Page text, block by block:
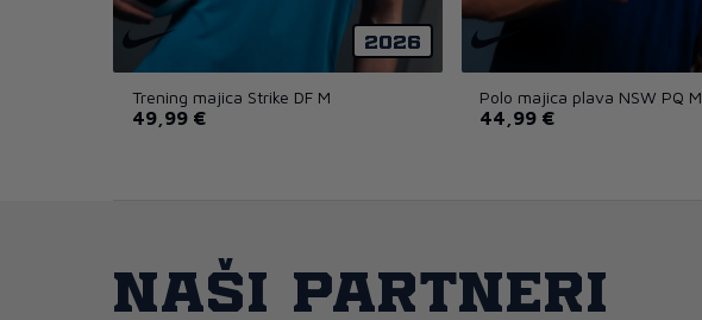
2026
Trening majica Strike DF M
49,99 €
Polo majica plava NSW PQ M
44,99 €
Naši partneri